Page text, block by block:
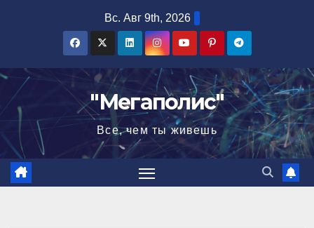
Вс. Авг 9th, 2026
"Мегаполис"
Все, чем ты живешь